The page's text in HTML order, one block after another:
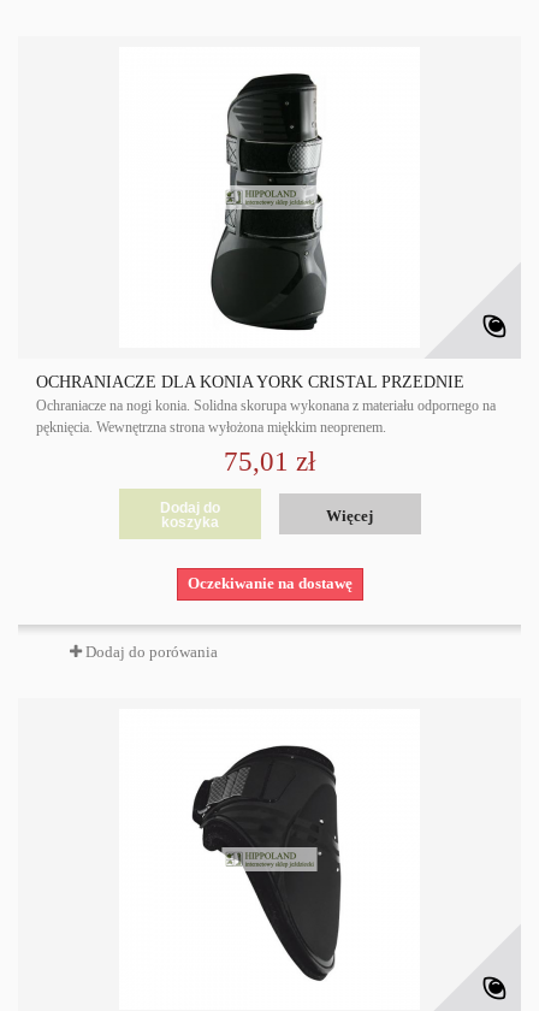
OCHRANIACZE DLA KONIA YORK CRISTAL PRZEDNIE
Ochraniacze na nogi konia. Solidna skorupa wykonana z materiału odpornego na
pęknięcia. Wewnętrzna strona wyłożona miękkim neoprenem.
75,01 zł
Dodaj do
koszyka
Więcej
Oczekiwanie na dostawę
Dodaj do porówania